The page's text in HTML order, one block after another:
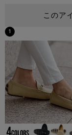
※モデル画像は照明
がございます。
サイズ(cm)
S(25.0-25.5cm)：
幅（内側）8.3
M(26.0-26.5cm)：
幅（内側）8.4
このア
1